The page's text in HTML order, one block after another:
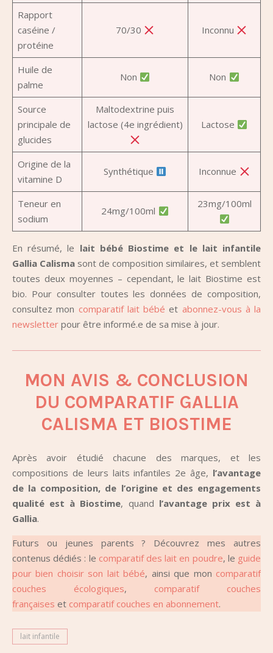
Rapport
caséine /
protéine
70/30 Inconnu
Huile de
palme
Non Non
Source
principale de
glucides
Maltodextrine puis
lactose (4e ingrédient)
Lactose
Origine de la
vitamine D
Synthétique Inconnue
Teneur en
sodium
24mg/100ml
23mg/100ml
En résumé, le lait bébé Biostime et le lait infantile
Gallia Calisma sont de composition similaires, et semblent
toutes deux moyennes – cependant, le lait Biostime est
bio. Pour consulter toutes les données de composition,
consultez mon comparatif lait bébé et abonnez-vous à la
newsletter pour être informé.e de sa mise à jour.
MON AVIS & CONCLUSION
DU COMPARATIF GALLIA
CALISMA ET BIOSTIME
Après avoir étudié chacune des marques, et les
compositions de leurs laits infantiles 2e âge, l’avantage
de la composition, de l’origine et des engagements
qualité est à Biostime, quand l’avantage prix est à
Gallia.
Futurs ou jeunes parents ? Découvrez mes autres
contenus dédiés : le comparatif des lait en poudre, le guide
pour bien choisir son lait bébé, ainsi que mon comparatif
couches écologiques, comparatif couches
françaises et comparatif couches en abonnement.
lait infantile